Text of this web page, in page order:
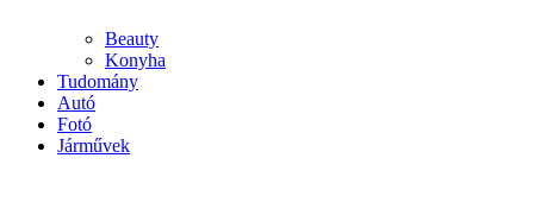
Beauty
Konyha
Tudomány
Autó
Fotó
Járművek